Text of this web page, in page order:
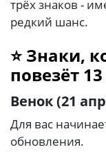
трёх знаков -
редкий шанс.
⭐ Знаки,
повезёт
Венок (21
Для вас
обновления.